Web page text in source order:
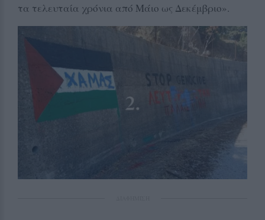
τα τελευταία χρόνια από Μάιο ως Δεκέμβριο».